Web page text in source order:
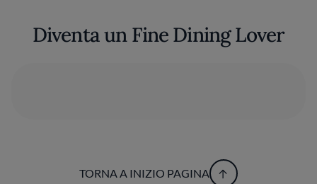
Diventa un Fine Dining Lover
TORNA A INIZIO PAGINA